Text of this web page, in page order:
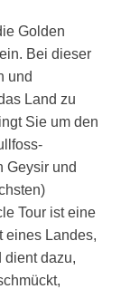
Golden
Bei dieser
und
Land zu
Sie um den
Geysir und
Tour ist eine
eines Landes,
dient dazu,